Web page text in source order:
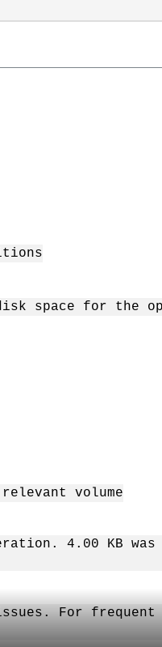
space for the
volume
4.00 KB was
For frequent